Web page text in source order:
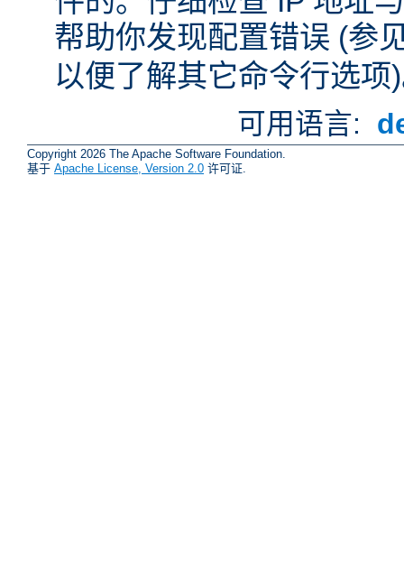
帮助你发现配置错误 (参
以便了解其它命令行选项
可用语言:
Copyright 2026 The Apache Software Foundation.
基于 Apache License, Version 2.0 许可证.